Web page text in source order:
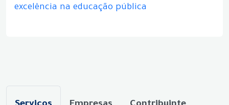
excelência na educação pública